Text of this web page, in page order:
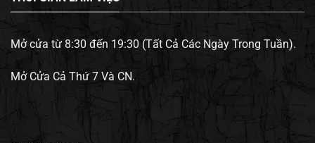
Mở cửa từ 8:30 đến 19:30 (Tất Cả Các Ngày Trong Tuần).
Mở Cửa Cả Thứ 7 Và CN.